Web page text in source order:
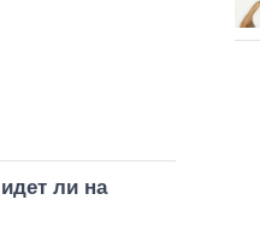
ли на